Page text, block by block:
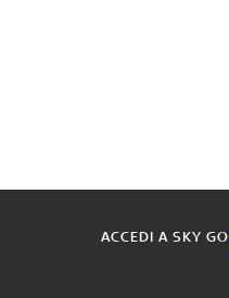
ACCEDI A SKY GO